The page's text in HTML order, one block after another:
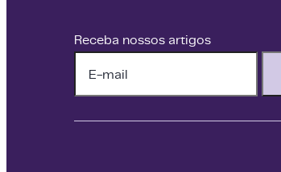
Receba nossos artigos